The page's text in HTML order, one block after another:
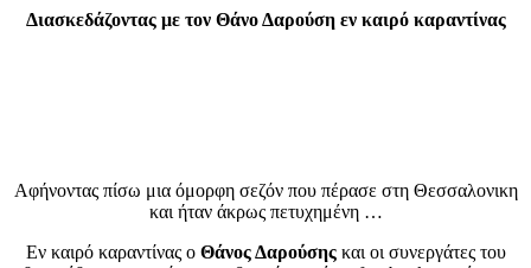
Διασκεδάζοντας με τον Θάνο Δαρούση εν καιρό καραντίνας
Αφήνοντας πίσω μια όμορφη σεζόν που πέρασε στη Θεσσαλονικη
και ήταν άκρως πετυχημένη …
Εν καιρό καραντίνας ο Θάνος Δαρούσης και οι συνεργάτες του